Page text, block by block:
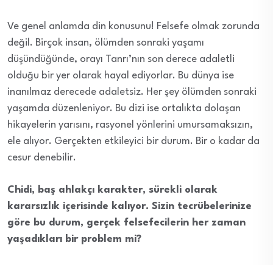
Ve genel anlamda din konusunu! Felsefe olmak zorunda
değil. Birçok insan, ölümden sonraki yaşamı
düşündüğünde, orayı Tanrı’nın son derece adaletli
olduğu bir yer olarak hayal ediyorlar. Bu dünya ise
inanılmaz derecede adaletsiz. Her şey ölümden sonraki
yaşamda düzenleniyor. Bu dizi ise ortalıkta dolaşan
hikayelerin yarısını, rasyonel yönlerini umursamaksızın,
ele alıyor. Gerçekten etkileyici bir durum. Bir o kadar da
cesur denebilir.
Chidi, baş ahlakçı karakter, sürekli olarak
kararsızlık içerisinde kalıyor. Sizin tecrübelerinize
göre bu durum, gerçek felsefecilerin her zaman
yaşadıkları bir problem mi?